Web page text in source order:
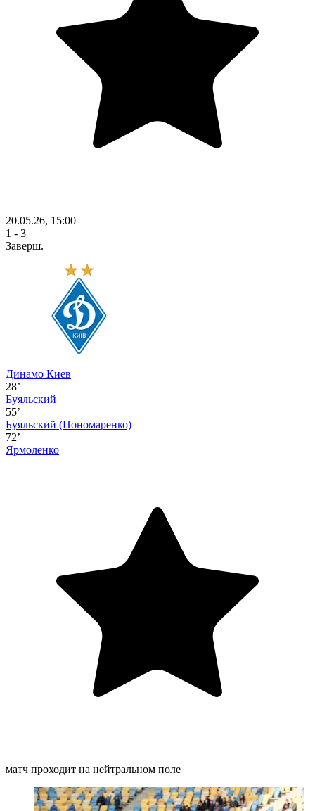
20.05.26, 15:00
1 - 3
Заверш.
Динамо Киев
28’
Буяльский
55’
Буяльский (Пономаренко)
72’
Ярмоленко
матч проходит на нейтральном поле